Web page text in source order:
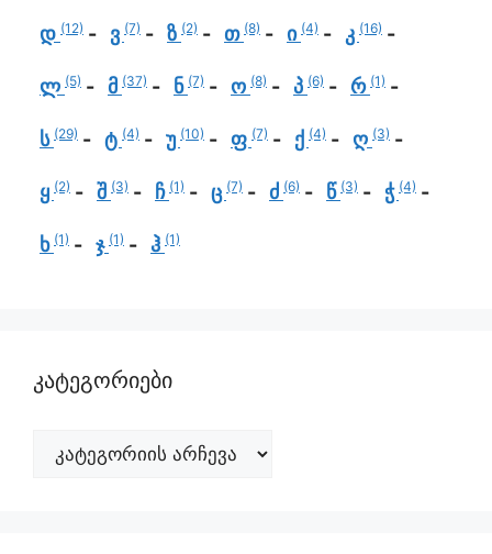
დ (12) ვ (7) ზ (2) თ (8) ი (4) კ (16)
ლ (5) მ (37) ნ (7) ო (8) პ (6) რ (1)
ს (29) ტ (4) უ (10) ფ (7) ქ (4) ღ (3)
ყ (2) შ (3) ჩ (1) ც (7) ძ (6) წ (3) ჭ (4)
ხ (1) ჯ (1) ჰ (1)
კატეგორიები